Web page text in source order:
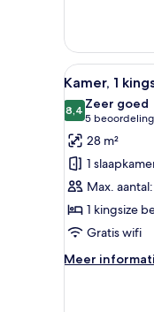
kingsize
bed,
douche
Alle
foto's
voor
Kamer,
kingsize
bed,
uitzicht
op
zwembad
8
Kamer, 1
8,48,4 van 10
Zeer goed
5
(5
28 m²
1
Max.
1 kingsize
Gratis wifi
Meer
Meer